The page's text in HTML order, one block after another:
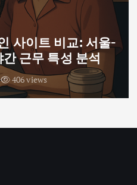
사이트 비교: 서울-
근무 특성 분석
406 views